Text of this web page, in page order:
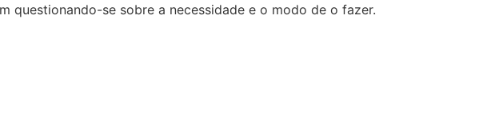
questionando-se sobre a necessidade e o modo de o fazer.